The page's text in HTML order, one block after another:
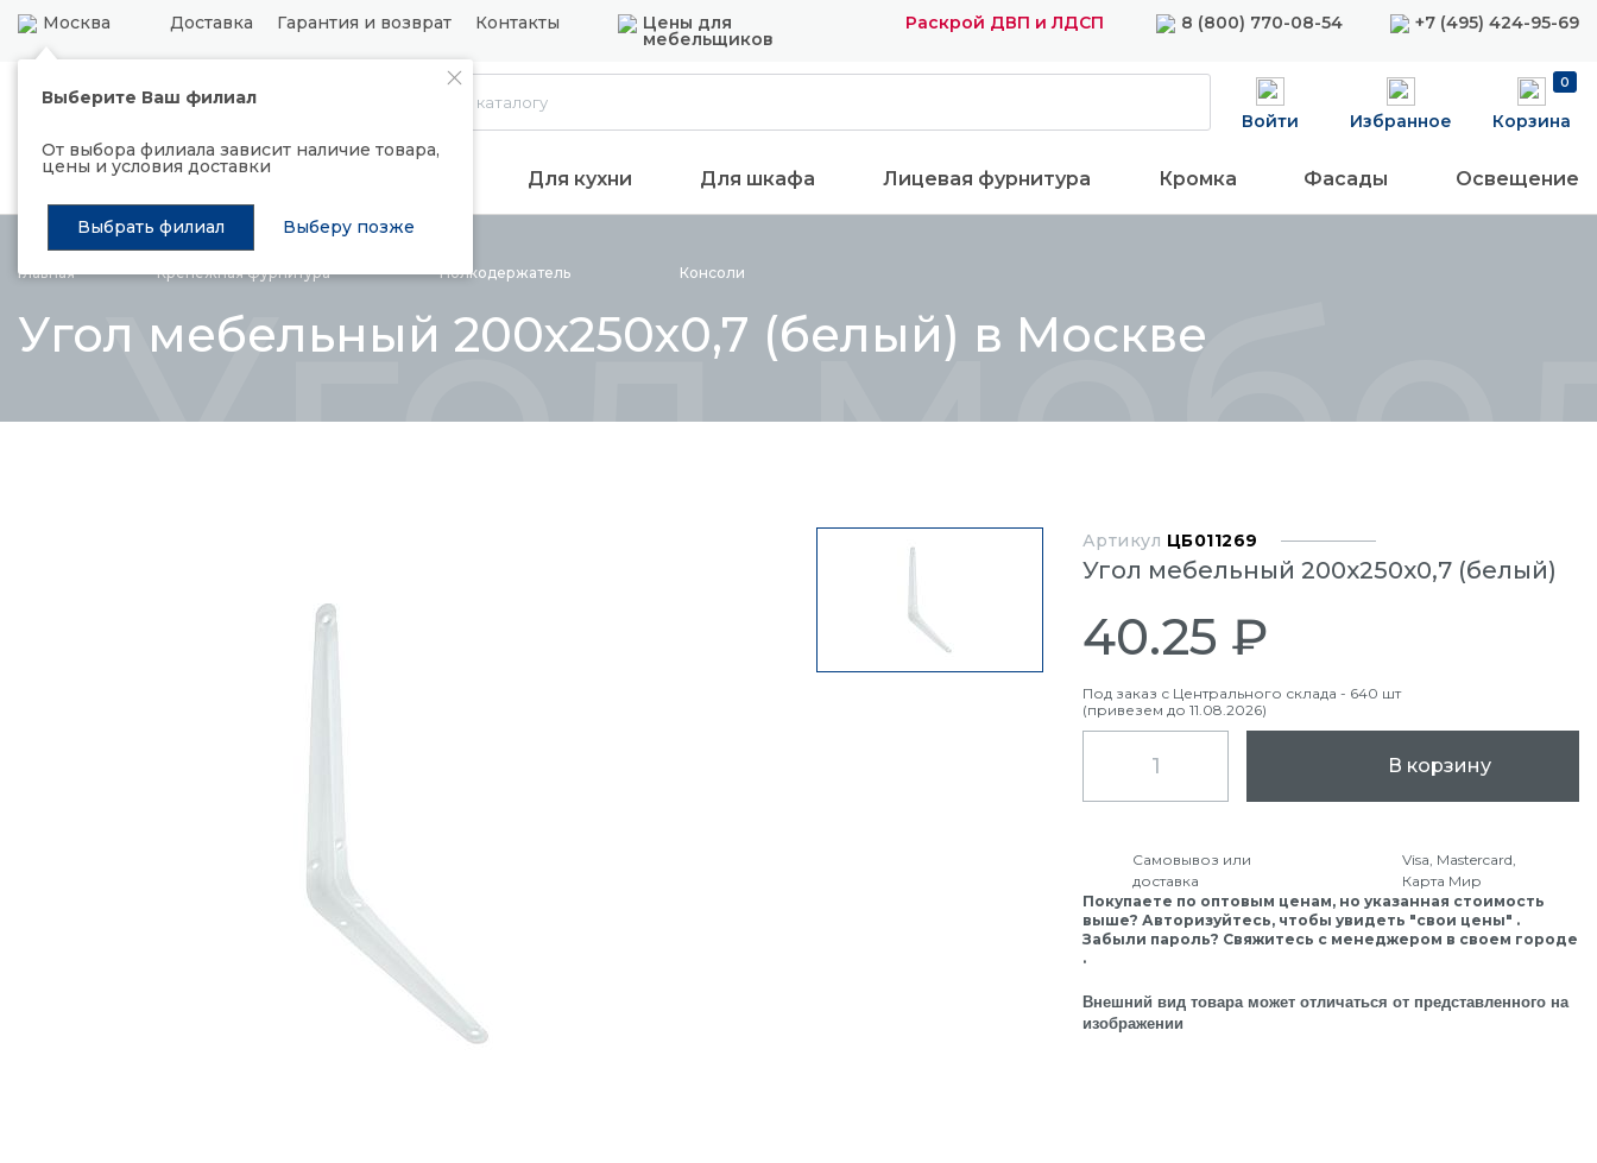
Москва Доставка Гарантия и возврат Контакты Цены для
мебельщиков
Раскрой ДВП и ЛДСП 8 (800) 770-08-54 +7 (495) 424-95-69
Выберите Ваш филиал
От выбора филиала зависит наличие товара,
цены и условия доставки
Выбрать филиал Выберу позже
Каталог
Войти Избранное
0
Корзина
Распродажа Подъемные механизмы Для кухни Для шкафа Лицевая фурнитура Кромка Фасады Освещение
Главная Крепежнаяфурнитура Полкодержатель Консоли
Угол мебельный 200х250х0,7 (белый) в Москве
Угол Артикул ЦБ011269
Угол мебельный 200х250х0,7 (белый)
40.25 ₽
Под заказ с Центрального склада - 640 шт
(привезем до 11.08.2026)
В корзину
Самовывоз или
доставка
Visa, Mastercard,
Карта Мир
Покупаете по оптовым ценам, но указанная стоимость
выше? Авторизуйтесь, чтобы увидеть "свои цены" .
Забыли пароль? Свяжитесь с менеджером в своем городе
.
Внешний вид товара может отличаться от представленного на
изображении